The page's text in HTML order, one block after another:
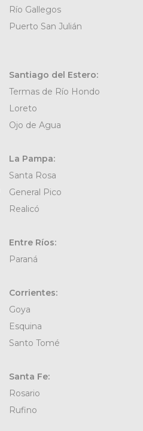
Río Gallegos
Puerto San Julián
Santiago del Estero:
Termas de Río Hondo
Loreto
Ojo de Agua
La Pampa:
Santa Rosa
General Pico
Realicó
Entre Ríos:
Paraná
Corrientes:
Goya
Esquina
Santo Tomé
Santa Fe:
Rosario
Rufino